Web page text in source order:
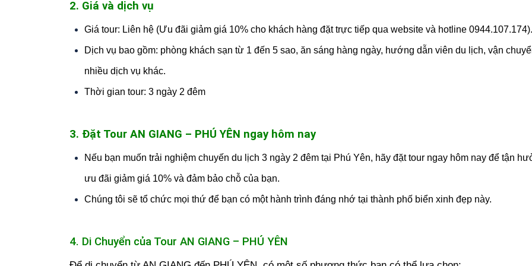
2. Giá và dịch vụ
Giá tour: Liên hệ (Ưu đãi giảm giá 10% cho khách hàng đặt trực tiếp qua website và hotline 0944.107.174).
Dịch vụ bao gồm: phòng khách sạn từ 1 đến 5 sao, ăn sáng hàng ngày, hướng dẫn viên du lịch, vận
nhiều dịch vụ khác.
Thời gian tour: 3 ngày 2 đêm
3. Đặt Tour AN GIANG – PHÚ YÊN ngay hôm nay
Nếu bạn muốn trải nghiệm chuyến du lịch 3 ngày 2 đêm tại Phú Yên, hãy đặt tour ngay hôm nay để tận
ưu đãi giảm giá 10% và đảm bảo chỗ của bạn.
Chúng tôi sẽ tổ chức mọi thứ để bạn có một hành trình đáng nhớ tại thành phố biển xinh đẹp này.
4. Di Chuyển của Tour AN GIANG – PHÚ YÊN